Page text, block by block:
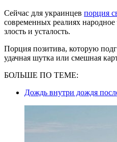
Сейчас для украинцев порция
современных реалиях народное
злость и усталость.
Порция позитива, которую
удачная шутка или смешная
БОЛЬШЕ ПО ТЕМЕ:
Дождь внутри дождя